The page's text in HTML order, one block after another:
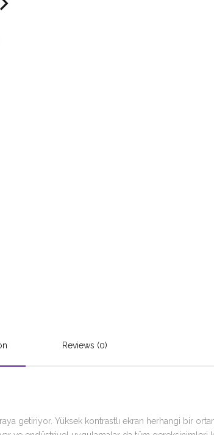
Reviews (0)
getiriyor. Yüksek kontrastlı ekran herhangi bir